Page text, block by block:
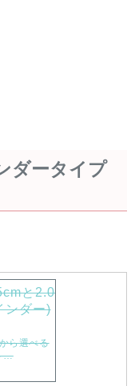
ダータイプ
ら選べる
…